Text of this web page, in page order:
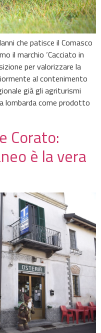
che patisce il Comasco
il marchio ‘Cacciato in
per valorizzare la
al contenimento
già gli agriturismi
lombarda come prodotto
Corato:
è la vera